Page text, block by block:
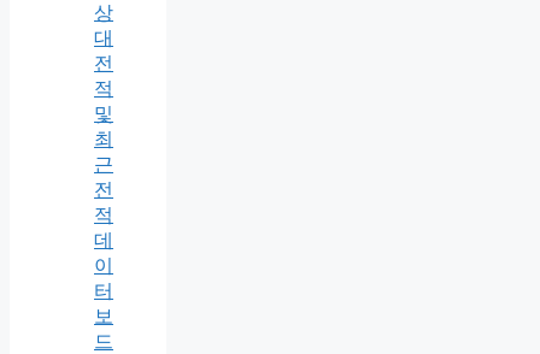
상
대
전
적
및
최
근
전
적
데
이
터
보
드